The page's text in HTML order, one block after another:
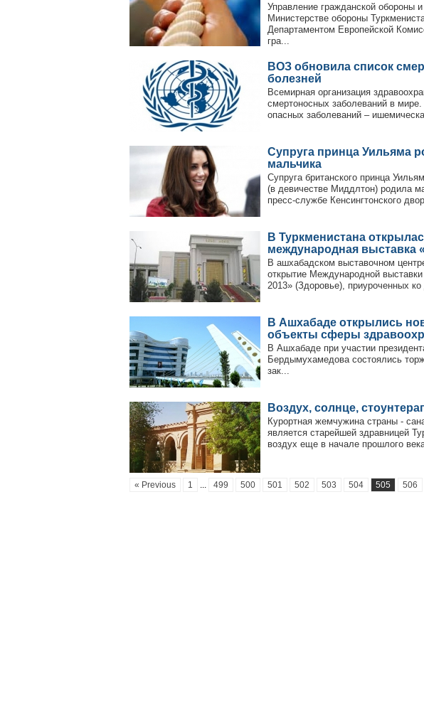
Управление гражданской обороны
Министерстве обороны
Департаментом Европейской
гра...
ВОЗ обновила список
болезней
Всемирная организация
смертоносных заболеваний в
опасных заболеваний –
Супруга принца Уильяма
мальчика
Супруга британского принца
(в девичестве Миддлтон) родила
пресс-службе Кенсингтонского
В Туркменистана
международная выставка
В ашхабадском выставочном
открытие Международной
2013» (Здоровье), приуроченных
В Ашхабаде открылись
объекты сферы
В Ашхабаде при участии
Бердымухамедова состоялись
зак...
Воздух, солнце,
Курортная жемчужина страны -
является старейшей здравницей
воздух еще в начале прошлого
« Previous 1 ... 499 500 501 502 503 504 505 506